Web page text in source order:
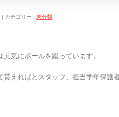
カテゴリー : 未分類
気にボールを蹴っています。
えればとスタッフ、担当学年保護